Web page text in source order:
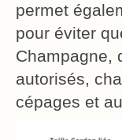
permet
pour éviter
Champagne,
autorisés,
cépages et